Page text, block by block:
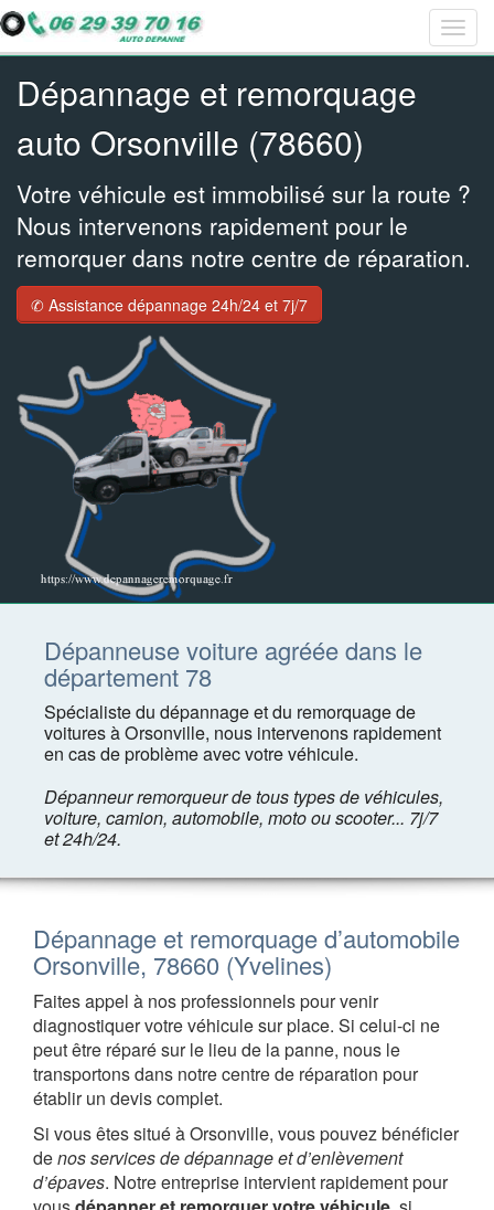
Bar
Bar
Bar
Dépannage et remorquage
auto Orsonville (78660)
Votre véhicule est immobilisé sur la route ?
Nous intervenons rapidement pour le
remorquer dans notre centre de réparation.
✆ Assistance dépannage 24h/24 et 7j/7
Dépanneuse voiture agréée dans le
département 78
Spécialiste du dépannage et du remorquage de
voitures à Orsonville, nous intervenons rapidement
en cas de problème avec votre véhicule.
Dépanneur remorqueur de tous types de véhicules,
voiture, camion, automobile, moto ou scooter... 7j/7
et 24h/24.
Dépannage et remorquage d’automobile
Orsonville, 78660 (Yvelines)
Faites appel à nos professionnels pour venir
diagnostiquer votre véhicule sur place. Si celui-ci ne
peut être réparé sur le lieu de la panne, nous le
transportons dans notre centre de réparation pour
établir un devis complet.
Si vous êtes situé à Orsonville, vous pouvez bénéficier
denos services de dépannage et d’enlèvement
d’épaves. Notre entreprise intervient rapidement pour